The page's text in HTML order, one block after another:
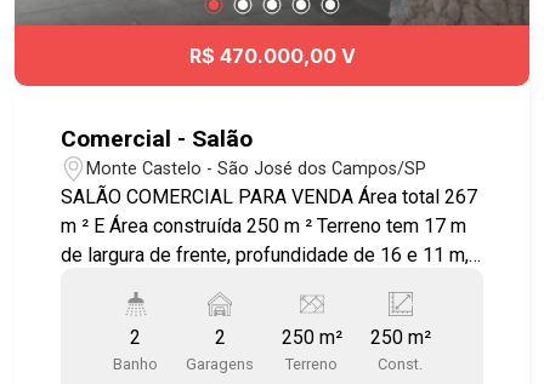
R$ 470.000,00 V
Comercial - Salão
Monte Castelo - São José dos Campos/SP
SALÃO COMERCIAL PARA VENDA Área total 267
m ² E Área construída 250 m ² Terreno tem 17 m
de largura de frente, profundidade de 16 e 11 m,
cozinha, 3 banheiros e 1 edicula. Em geral
montado para Restaurante com banheiros
masculino/feminino no salão, churrasqueira com
2
Banho
2
Garagens
250 m²
Terreno
250 m²
Const.